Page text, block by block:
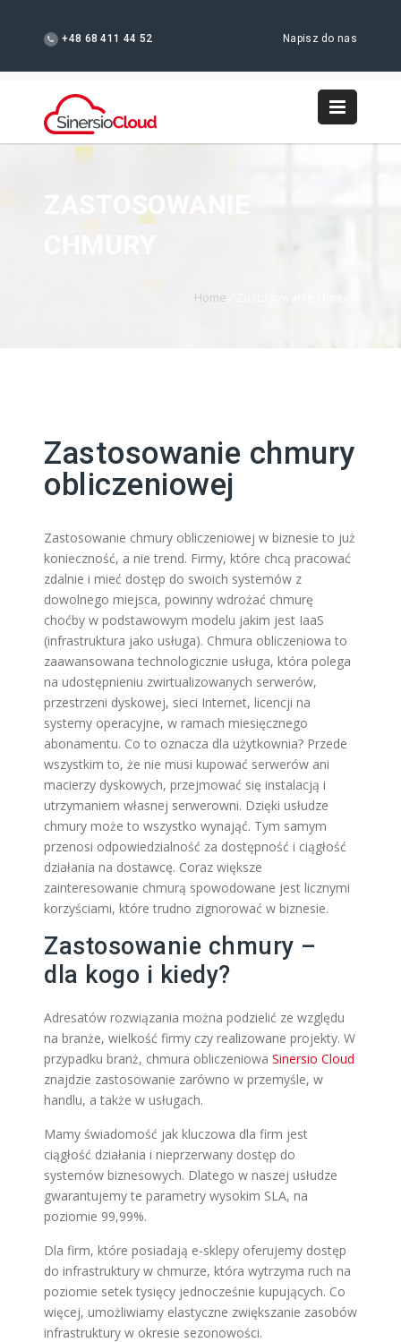
+48 68 411 44 52 Napisz do nas
ZASTOSOWANIE
CHMURY
Home
Zastosowanie chmury
obliczeniowej
Zastosowanie chmury obliczeniowej w biznesie to już
konieczność, a nie trend. Firmy, które chcą pracować
zdalnie i mieć dostęp do swoich systemów z
dowolnego miejsca, powinny wdrożać chmurę
choćby w podstawowym modelu jakim jest IaaS
(infrastruktura jako usługa). Chmura obliczeniowa to
zaawansowana technologicznie usługa, która polega
na udostępnieniu zwirtualizowanych serwerów,
przestrzeni dyskowej, sieci Internet, licencji na
systemy operacyjne, w ramach miesięcznego
abonamentu. Co to oznacza dla użytkownia? Przede
wszystkim to, że nie musi kupować serwerów ani
macierzy dyskowych, przejmować się instalacją i
utrzymaniem własnej serwerowni. Dzięki usłudze
chmury może to wszystko wynająć. Tym samym
przenosi odpowiedzialność za dostępność i ciągłość
działania na dostawcę. Coraz większe
zainteresowanie chmurą spowodowane jest licznymi
korzyściami, które trudno zignorować w biznesie.
Zastosowanie chmury –
dla kogo i kiedy?
Adresatów rozwiązania można podzielić ze względu
na branże, wielkość firmy czy realizowane projekty. W
przypadku branż, chmura obliczeniowa Sinersio Cloud
znajdzie zastosowanie zarówno w przemyśle, w
handlu, a także w usługach.
Mamy świadomość jak kluczowa dla firm jest
ciągłość działania i nieprzerwany dostęp do
systemów biznesowych. Dlatego w naszej usłudze
gwarantujemy te parametry wysokim SLA, na
poziomie 99,99%.
Dla firm, które posiadają e-sklepy oferujemy dostęp
do infrastruktury w chmurze, która wytrzyma ruch na
poziomie setek tysięcy jednocześnie kupujących. Co
więcej, umożliwiamy elastyczne zwiększanie zasobów
infrastruktury w okresie sezonowości.